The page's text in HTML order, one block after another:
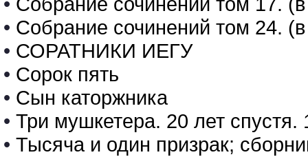
• Собрание сочинений том 24.
• СОРАТНИКИ ИЕГУ
• Сорок пять
• Сын каторжника
• Три мушкетера. 20 лет спустя.
• Тысяча и один призрак;